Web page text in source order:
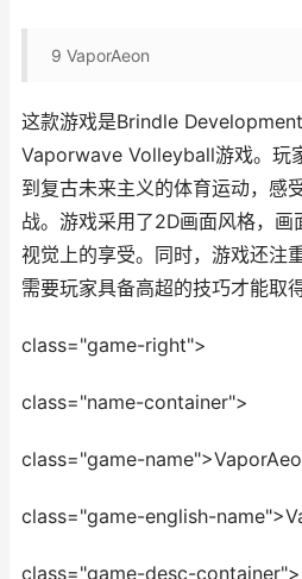
9 VaporAeon
这款游戏是Brindle
Vaporwave Volleyball游戏。玩
到复古未来主义的体育运动，感
战。游戏采用了2D画面风格，画
视觉上的享受。同时，游戏还注
需要玩家具备高超的技巧才能取
class="game-right">
class="name-container">
class="game-
class="game-english-
class="game-desc-container">